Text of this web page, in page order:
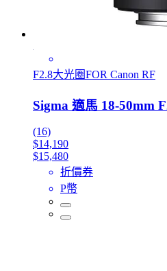
F2.8大光圈FOR Canon RF
Sigma 適馬 18-50mm
(16)
$14,190
$15,480
折價券
P幣